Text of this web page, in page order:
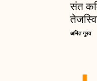
संत
अमित गुरव